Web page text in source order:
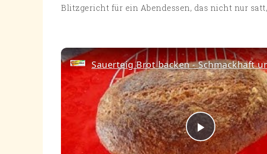
Blitzgericht für ein Abendessen, das nicht nur
Play